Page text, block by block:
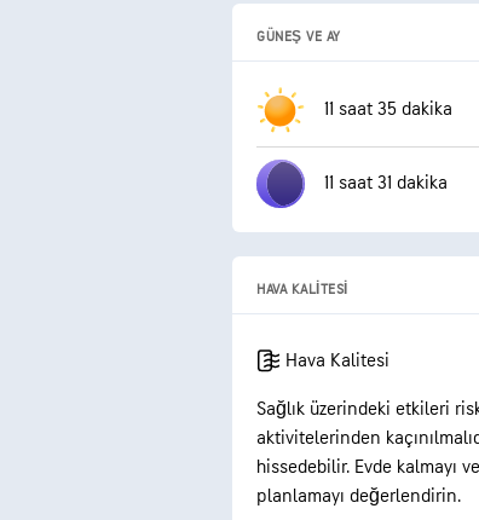
GÜNEŞ VE AY
11 saat 35 dakika
11 saat 31 dakika
HAVA KALITESI
Hava Kalitesi
Sağlık üzerindeki etkileri
aktivitelerinden
hissedebilir. Evde kalmayı
planlamayı değerlendirin.